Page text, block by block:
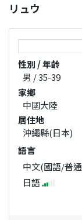
リュウ
性別 / 年齡
男 / 35-39
家鄉
中國大陸
居住地
沖繩縣(日本)
語言
中文(國語/普
日語